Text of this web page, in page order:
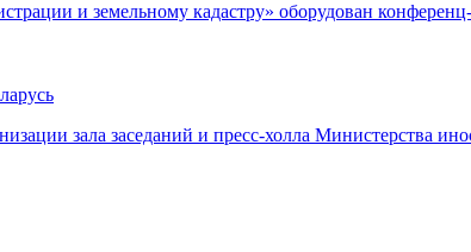
и земельному кадастру» оборудован
зала заседаний и пресс-холла Министерства